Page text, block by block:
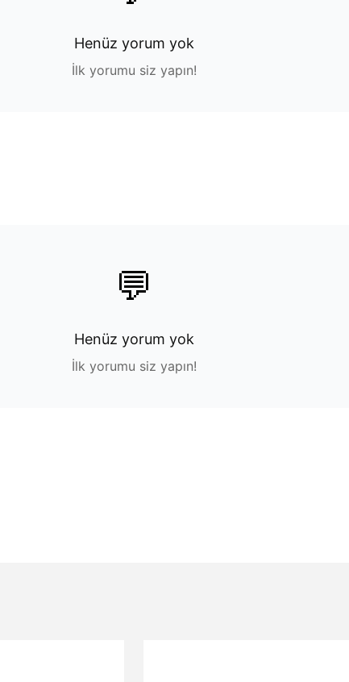
Henüz yorum yok
İlk yorumu siz yapın!
💬
Henüz yorum yok
İlk yorumu siz yapın!